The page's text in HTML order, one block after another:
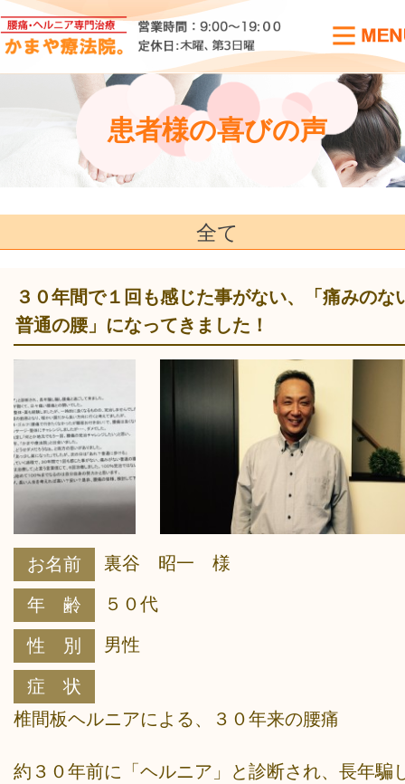
患者様の喜びの声
全て
３０年間で１回も感じた事がない、「痛みのな
普通の腰」になってきました！
お名前 裏谷 昭一 様
年 齢 ５０代
性 別 男性
症 状
椎間板ヘルニアによる、３０年来の腰痛
約３０年前に「ヘルニア」と診断され、長年騙